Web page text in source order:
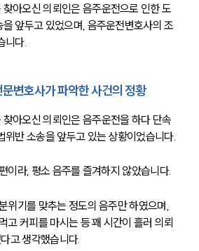
아오신 의뢰인은 음주운전으로 인한 도
앞두고 있었으며, 음주운전변호사의 조
니다.
변호사가 파악한 사건의 정황
아오신 의뢰인은 음주운전을 하다 단속
위반 소송을 앞두고 있는 상황이었습니다.
이라, 평소 음주를 즐겨하지 않았습니다.
위기를 맞추는 정도의 음주만 하였으며,
고 커피를 마시는 등 꽤 시간이 흘러 의뢰
고 생각했습니다.